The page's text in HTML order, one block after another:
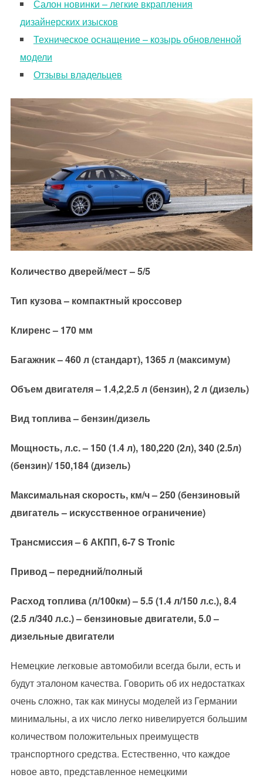
Салон новинки – легкие вкрапления
дизайнерских изысков
Техническое оснащение – козырь обновленной
модели
Отзывы владельцев
Количество дверей/мест – 5/5
Тип кузова – компактный кроссовер
Клиренс – 170 мм
Багажник – 460 л (стандарт), 1365 л (максимум)
Объем двигателя – 1.4,2,2.5 л (бензин), 2 л (дизель)
Вид топлива – бензин/дизель
Мощность, л.с. – 150 (1.4 л), 180,220 (2л), 340 (2.5л)
(бензин)/ 150,184 (дизель)
Максимальная скорость, км/ч – 250 (бензиновый
двигатель – искусственное ограничение)
Трансмиссия – 6 АКПП, 6-7 S Tronic
Привод – передний/полный
Расход топлива (л/100км) – 5.5 (1.4 л/150 л.с.), 8.4
(2.5 л/340 л.с.) – бензиновые двигатели, 5.0 –
дизельные двигатели
Немецкие легковые автомобили всегда были, есть и
будут эталоном качества. Говорить об их недостатках
очень сложно, так как минусы моделей из Германии
минимальны, а их число легко нивелируется большим
количеством положительных преимуществ
транспортного средства. Естественно, что каждое
новое авто, представленное немецкими